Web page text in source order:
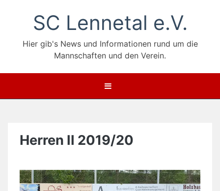
SC Lennetal e.V.
Hier gib's News und Informationen rund um die
Mannschaften und den Verein.
Herren II 2019/20